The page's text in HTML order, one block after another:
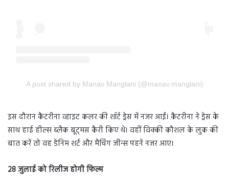
A post shared by Manav Manglani (@manav.manglani)
इस दौरान कैटरीना व्हाइट कलर की शॉर्ट ड्रेस में नजर आईं। कैटरीना ने ड्रेस के
साथ हाई हील्स ब्लैक बूट्मस कैरी किए थे। वहीं विक्की कौशल के लुक की
बात करें तो वह डेनिम शर्ट और मैचिंग जीन्स पहने नजर आए।
28 जुलाई को रिलीज होगी फिल्म